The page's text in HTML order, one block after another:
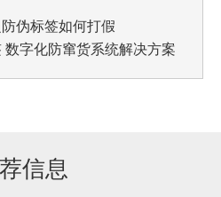
伪标签如何打假
数字化防窜货系统解决方案
信息